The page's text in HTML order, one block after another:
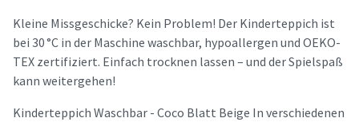
Kleine Missgeschicke? Kein Problem! Der Kinderteppich ist
bei 30 °C in der Maschine waschbar, hypoallergen und OEKO-
TEX zertifiziert. Einfach trocknen lassen – und der Spielspaß
kann weitergehen!
Kinderteppich Waschbar - Coco Blatt Beige In verschiedenen